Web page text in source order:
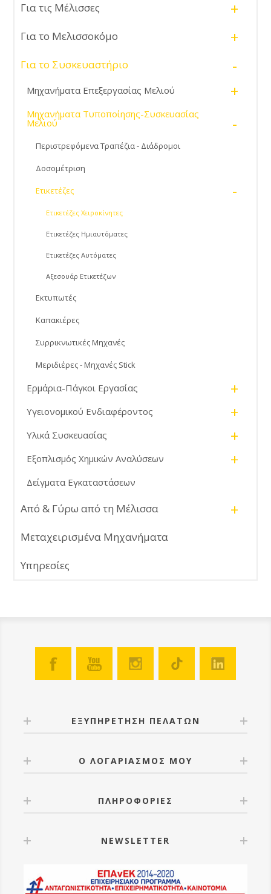
Για τις Μέλισσες +
Για το Μελισσοκόμο +
Για το Συσκευαστήριο -
Μηχανήματα Επεξεργασίας Μελιού +
Μηχανήματα Τυποποίησης-Συσκευασίας
Μελιού -
Περιστρεφόμενα Τραπέζια - Διάδρομοι
Δοσομέτριση
Ετικετέζες -
Ετικετέζες Χειροκίνητες
Ετικετέζες Ημιαυτόματες
Ετικετέζες Αυτόματες
Αξεσουάρ Ετικετέζων
Εκτυπωτές
Καπακιέρες
Συρρικνωτικές Μηχανές
Μεριδιέρες - Μηχανές Stick
Ερμάρια-Πάγκοι Εργασίας +
Υγειονομικού Ενδιαφέροντος +
Υλικά Συσκευασίας +
Εξοπλισμός Χημικών Αναλύσεων +
Δείγματα Εγκαταστάσεων
Από & Γύρω από τη Μέλισσα +
Μεταχειρισμένα Μηχανήματα
Υπηρεσίες
ΕΞΥΠΗΡΕΤΗΣΗ ΠΕΛΑΤΩΝ
Ο ΛΟΓΑΡΙΑΣΜΟΣ ΜΟΥ
ΠΛΗΡΟΦΟΡΙΕΣ
NEWSLETTER